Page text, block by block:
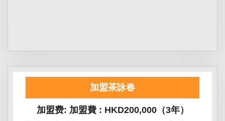
加盟茶詠春
加盟费: 加盟費 : HKD200,000（3年）